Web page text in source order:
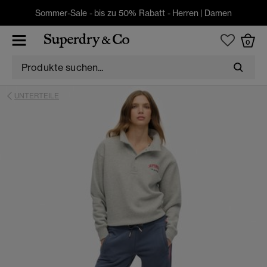
Sommer-Sale - bis zu 50% Rabatt - Herren | Damen
0
UNTERTEILE